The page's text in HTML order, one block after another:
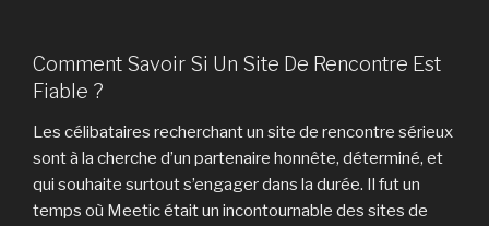
Comment Savoir Si Un Site De Rencontre Est
Fiable ?
Les célibataires recherchant un site de rencontre sérieux
sont à la cherche d’un partenaire honnête, déterminé, et
qui souhaite surtout s’engager dans la durée. Il fut un
temps où Meetic était un incontournable des sites de